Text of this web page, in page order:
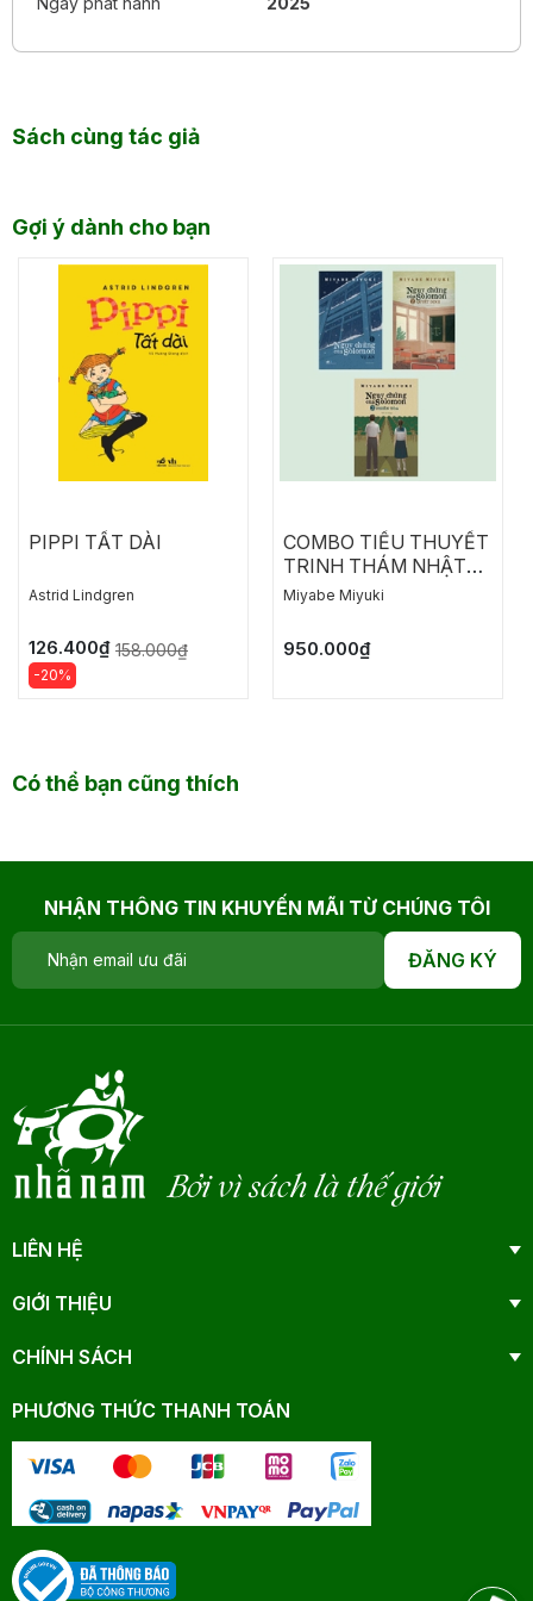
Sách cùng tác giả
Gợi ý dành cho bạn
PIPPI TẤT DÀI
Astrid Lindgren
126.400₫ 158.000₫
-20%
COMBO TIỂU THUYẾT
TRINH THÁM NHẬT
BẢN: NGỤY CHỨNG
Miyabe Miyuki
950.000₫
Có thể bạn cũng thích
NHẬN THÔNG TIN KHUYẾN MÃI TỪ CHÚNG TÔI
ĐĂNG KÝ
Bởi vì sách là thế giới
LIÊN HỆ
GIỚI THIỆU
CHÍNH SÁCH
PHƯƠNG THỨC THANH TOÁN